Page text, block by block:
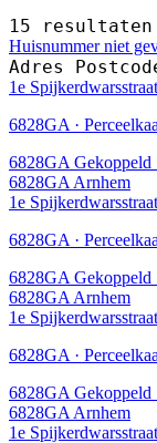
15 resultaten
Huisnummer niet
Adres
1e
6828GA ·
6828GA Gekoppeld
6828GA Arnhem
1e
6828GA ·
6828GA Gekoppeld
6828GA Arnhem
1e
6828GA ·
6828GA Gekoppeld
6828GA Arnhem
1e